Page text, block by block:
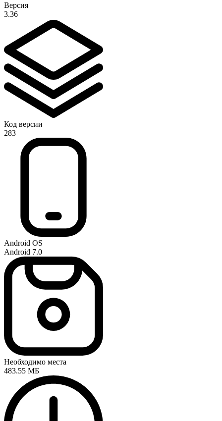
Версия
3.36
Код версии
283
Android OS
Android 7.0
Необходимо места
483.55 МБ